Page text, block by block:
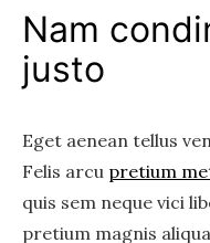
Nam
justo
Eget aenean tellus
Felis arcu pretium
quis sem neque vici
pretium magnis